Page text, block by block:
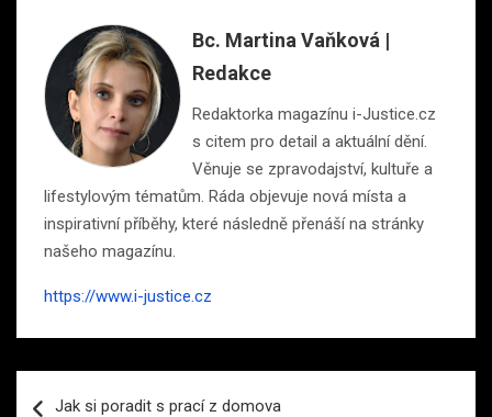
Bc. Martina Vaňková |
Redakce
Redaktorka magazínu i-Justice.cz
s citem pro detail a aktuální dění.
Věnuje se zpravodajství, kultuře a
lifestylovým tématům. Ráda objevuje nová místa a
inspirativní příběhy, které následně přenáší na stránky
našeho magazínu.
https://www.i-justice.cz
Jak si poradit s prací z domova